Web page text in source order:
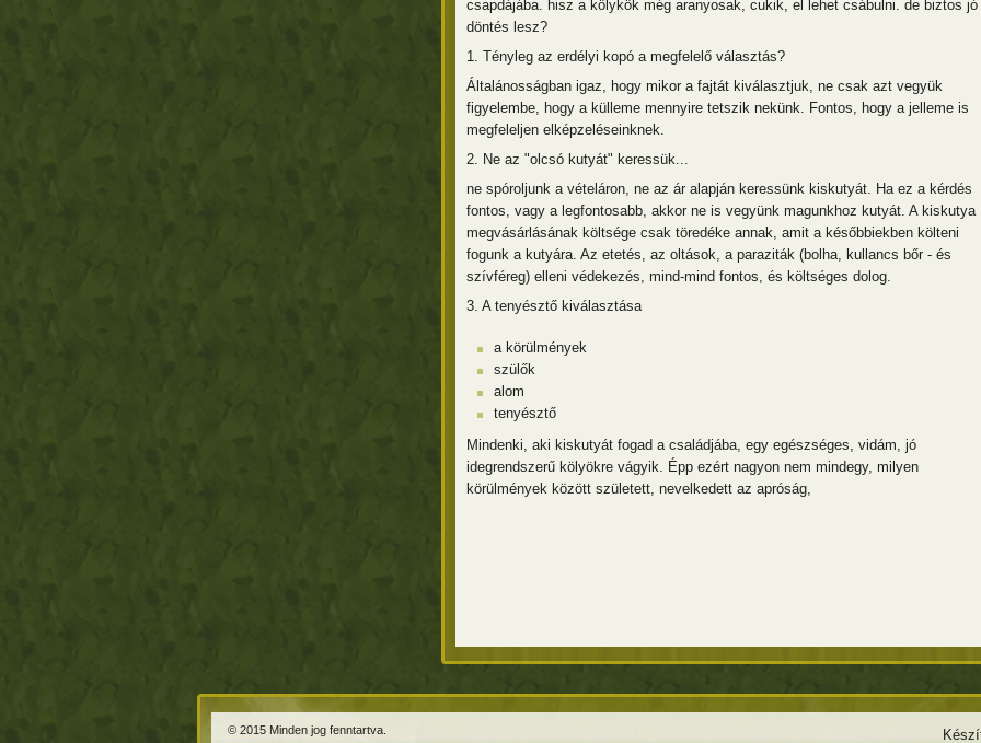
csapdájába. hisz a kölykök még aranyosak, cukik, el lehet csábulni. de biztos jó
döntés lesz?
1. Tényleg az erdélyi kopó a megfelelő választás?
Általánosságban igaz, hogy mikor a fajtát kiválasztjuk, ne csak azt vegyük
figyelembe, hogy a külleme mennyire tetszik nekünk. Fontos, hogy a jelleme is
megfeleljen elképzeléseinknek.
2. Ne az "olcsó kutyát" keressük...
ne spóroljunk a vételáron, ne az ár alapján keressünk kiskutyát. Ha ez a kérdés
fontos, vagy a legfontosabb, akkor ne is vegyünk magunkhoz kutyát. A kiskutya
megvásárlásának költsége csak töredéke annak, amit a későbbiekben költeni
fogunk a kutyára. Az etetés, az oltások, a paraziták (bolha, kullancs bőr - és
szívféreg) elleni védekezés, mind-mind fontos, és költséges dolog.
3. A tenyésztő kiválasztása
a körülmények
szülők
alom
tenyésztő
Mindenki, aki kiskutyát fogad a családjába, egy egészséges, vidám, jó
idegrendszerű kölyökre vágyik. Épp ezért nagyon nem mindegy, milyen
körülmények között született, nevelkedett az apróság,
© 2015 Minden jog fenntartva.